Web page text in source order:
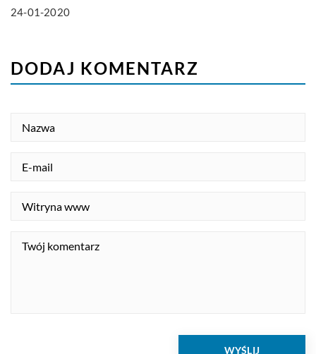
24-01-2020
DODAJ KOMENTARZ